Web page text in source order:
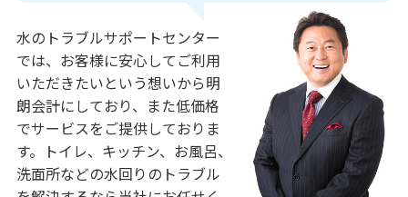
水のトラブルサポートセンター
では、お客様に安心してご利用
いただきたいという想いから明
朗会計にしており、また低価格
でサービスをご提供しておりま
す。トイレ、キッチン、お風呂、
洗面所などの水回りのトラブル